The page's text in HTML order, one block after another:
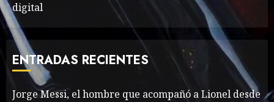
7
The full story of
Thailand’s extraordinary
cave rescue
MAYO 14, 2024 1005
digital
ENTRADAS RECIENTES
Jorge Messi, el hombre que acompañó a Lionel desde